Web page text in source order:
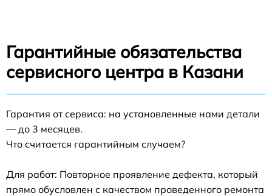
Гарантийные обязательства
сервисного центра в Казани
Гарантия от сервиса: на установленные нами детали
— до 3 месяцев.
Что считается гарантийным случаем?
Для работ: Повторное проявление дефекта, который
прямо обусловлен с качеством проведенного ремонта